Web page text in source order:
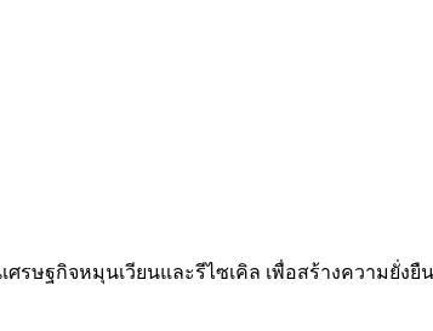
รษฐกิจหมุนเวียนและรีไซเคิล เพื่อสร้างความยั่